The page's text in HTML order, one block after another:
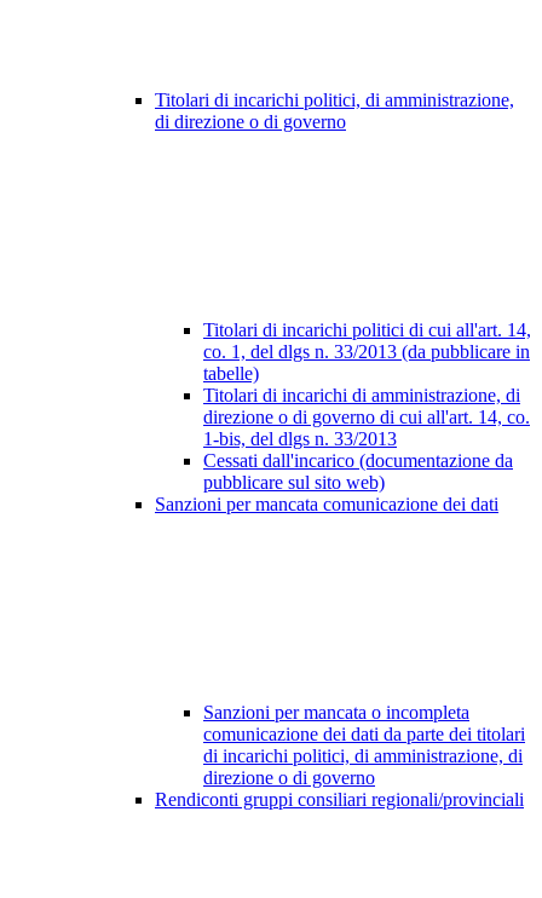
Titolari di incarichi politici, di amministrazione,
di direzione o di governo
Titolari di incarichi politici di cui all'art. 14,
co. 1, del dlgs n. 33/2013 (da pubblicare in
tabelle)
Titolari di incarichi di amministrazione, di
direzione o di governo di cui all'art. 14, co.
1-bis, del dlgs n. 33/2013
Cessati dall'incarico (documentazione da
pubblicare sul sito web)
Sanzioni per mancata comunicazione dei dati
Sanzioni per mancata o incompleta
comunicazione dei dati da parte dei titolari
di incarichi politici, di amministrazione, di
direzione o di governo
Rendiconti gruppi consiliari regionali/provinciali